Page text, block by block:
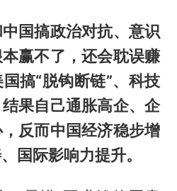
国搞政治对抗、意识
赢不了，还会耽误赚
搞“脱钩断链”、科技
果自己通胀高企、企
反而中国经济稳步增
国际影响力提升。